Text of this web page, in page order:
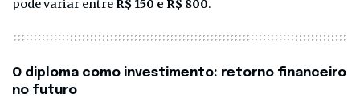
pode variar entre R$ 150 e R$ 800.
O diploma como investimento: retorno financeiro
no futuro